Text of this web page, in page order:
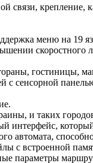
связи, крепление,
меню на 19
скоростного
гостиницы,
с сенсорной
и таких
интерфейс,
автомата,
с встроенной
параметры